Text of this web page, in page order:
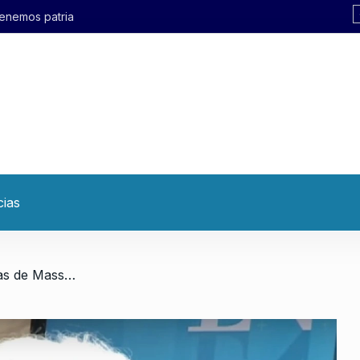
/ Samid: «Las últimas medidas de Massa son una ayuda muy importante para el pueblo»